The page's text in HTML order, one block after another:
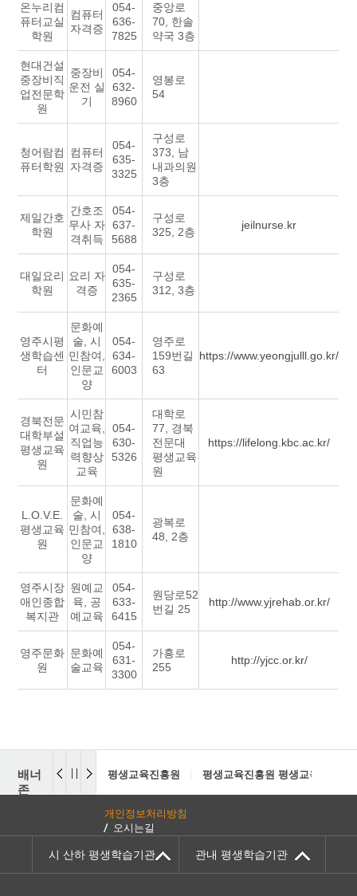
온누리컴
퓨터교실
학원
컴퓨터
자격증
054-
636-
7825
중앙로
70, 한솔
약국 3층
현대건설
중장비직
업전문학
원
중장비
운전 실
기
054-
632-
8960
영봉로
54
청어람컴
퓨터학원
컴퓨터
자격증
054-
635-
3325
구성로
373, 남
내과의원
3층
제일간호
학원
간호조
무사 자
격취득
054-
637-
5688
구성로
325, 2층
jeilnurse.kr
대일요리
학원
요리 자
격증
054-
635-
2365
구성로
312, 3층
영주시평
생학습센
터
문화예
술, 시
민참여,
인문교
양
054-
634-
6003
영주로
159번길
63
https://www.yeongjulll.go.kr/
경북전문
대학부설
평생교육
원
시민참
여교육,
직업능
력향상
교육
054-
630-
5326
대학로
77, 경북
전문대
평생교육
원
https://lifelong.kbc.ac.kr/
L.O.V.E.
평생교육
원
문화예
술, 시
민참여,
인문교
양
054-
638-
1810
광복로
48, 2층
영주시장
애인종합
복지관
원예교
육, 공
예교육
054-
633-
6415
원당로52
번길 25
http://www.yjrehab.or.kr/
영주문화
원
문화예
술교육
054-
631-
3300
가흥로
255
http://yjcc.or.kr/
배너
존
평생교육진흥원 평생교육진흥원 평생교육센터
개인정보처리방침
오시는길
시 산하 평생학습기관 관내 평생학습기관